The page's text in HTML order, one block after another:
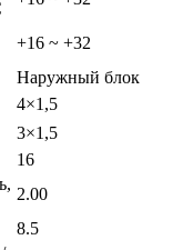
+16 ~ +32
Наружный блок
4×1,5
3×1,5
16
2.00
8.5